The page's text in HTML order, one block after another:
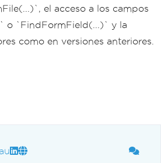
el acceso a los campos
o `FindFormField(...)` y la
como en versiones anteriores.